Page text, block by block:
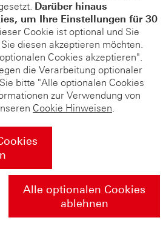
Darüber hinaus
um Ihre Einstellungen für 30
Cookie ist optional und Sie
diesen akzeptieren möchten.
Cookies akzeptieren".
die Verarbeitung optionaler
bitte "Alle optionalen Cookies
zur Verwendung von
Cookie Hinweisen.
Alle optionalen Cookies
ablehnen